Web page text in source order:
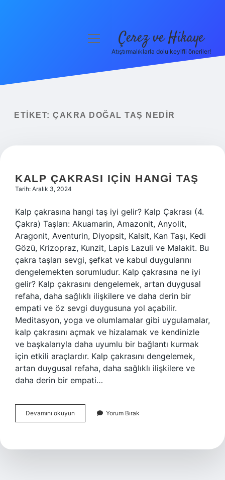
Yasal Uyarı
menüyü Çerez ve Hikaye
Atıştırmalıklarla dolu keyifli öneriler!
ETIKET: ÇAKRA DOĞAL TAŞ NEDIR
KALP ÇAKRASI IÇIN HANGI TAŞ
Tarih: Aralık 3, 2024
Kalp çakrasına hangi taş iyi gelir? Kalp Çakrası (4.
Çakra) Taşları: Akuamarin, Amazonit, Anyolit,
Aragonit, Aventurin, Diyopsit, Kalsit, Kan Taşı, Kedi
Gözü, Krizopraz, Kunzit, Lapis Lazuli ve Malakit. Bu
çakra taşları sevgi, şefkat ve kabul duygularını
dengelemekten sorumludur. Kalp çakrasına ne iyi
gelir? Kalp çakrasını dengelemek, artan duygusal
refaha, daha sağlıklı ilişkilere ve daha derin bir
empati ve öz sevgi duygusuna yol açabilir.
Meditasyon, yoga ve olumlamalar gibi uygulamalar,
kalp çakrasını açmak ve hizalamak ve kendinizle
ve başkalarıyla daha uyumlu bir bağlantı kurmak
için etkili araçlardır. Kalp çakrasını dengelemek,
artan duygusal refaha, daha sağlıklı ilişkilere ve
daha derin bir empati…
Devamını okuyun
Çakrası
Taş
Yorum Bırak